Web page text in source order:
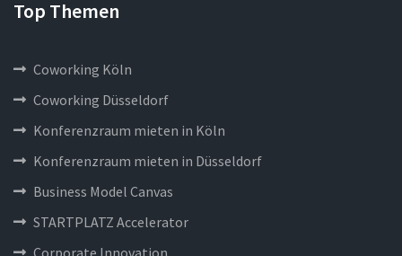
Top Themen
Coworking Köln
Coworking Düsseldorf
Konferenzraum mieten in Köln
Konferenzraum mieten in Düsseldorf
Business Model Canvas
STARTPLATZ Accelerator
Corporate Innovation